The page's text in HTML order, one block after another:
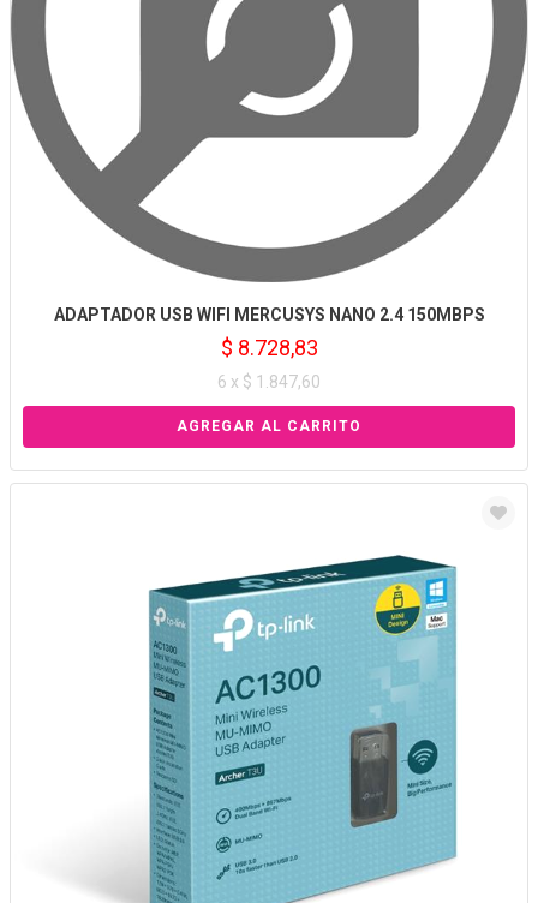
ADAPTADOR USB WIFI MERCUSYS NANO 2.4 150MBPS
$ 8.728,83
6 x $ 1.847,60